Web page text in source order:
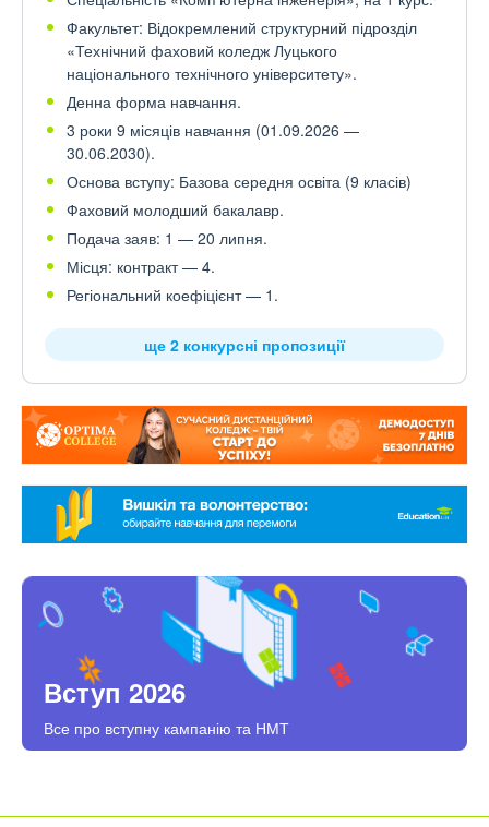
Факультет: Відокремлений структурний підрозділ
«Технічний фаховий коледж Луцького
національного технічного університету».
Денна форма навчання.
3 роки 9 місяців навчання (01.09.2026 —
30.06.2030).
Основа вступу: Базова середня освіта (9 класів)
Фаховий молодший бакалавр.
Подача заяв: 1 — 20 липня.
Місця: контракт — 4.
Регіональний коефіцієнт — 1.
ще 2 конкурсні пропозиції
Вступ 2026
Все про вступну кампанію та НМТ